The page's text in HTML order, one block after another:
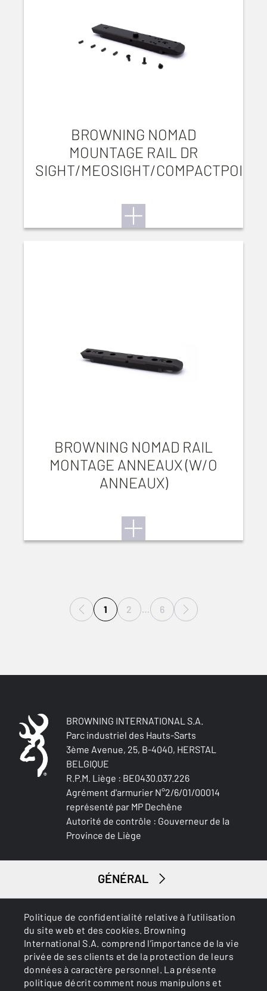
Politique de confidentialité relative à l’utilisation
du site web et des cookies. Browning
International S.A. comprend l’importance de la vie
privée de ses clients et de la protection de leurs
données à caractère personnel. La présente
politique décrit comment nous manipulons et
BROWNING NOMAD
MOUNTAGE RAIL DR
SIGHT/MEOSIGHT/COMPACTPOINT
BROWNING NOMAD RAIL
MONTAGE ANNEAUX (W/O
ANNEAUX)
1 2 … 6
BROWNING INTERNATIONAL S.A.
Parc industriel des Hauts-Sarts
3ème Avenue, 25, B-4040, HERSTAL
BELGIQUE
R.P.M. Liège : BE0430.037.226
Agrément d'armurier N°2/6/01/00014
représenté par MP Dechêne
Autorité de contrôle : Gouverneur de la
Province de Liège
GÉNÉRAL
SERVICES